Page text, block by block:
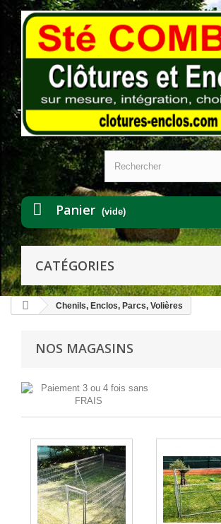
Panier (vide)
CATÉGORIES
Chenils, Enclos, Parcs, Volières
NOS MAGASINS